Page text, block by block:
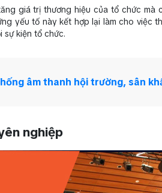
giá trị thương hiệu của tổ chức mà
yếu tố này kết hợp lại làm cho việc
sự kiện tổ chức.
âm thanh hội trường, sân
nghiệp